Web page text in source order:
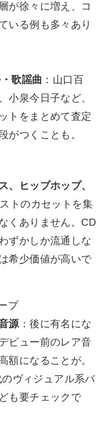
が徐々に増え、コ
いる例も多々あり
歌謡曲 ：山口百
小泉今日子など、
トをまとめて査定
がつくことも。
、ヒップホップ、
トのカセットを集
くありません。CD
ずかしか流通しな
希少価値が高いで
プ
源 ：後に有名にな
ビュー前のレア音
額になることが。
ヴィジュアル系バ
も要チェックで